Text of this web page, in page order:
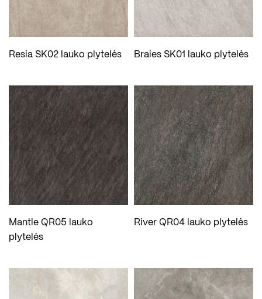
Resia SK02 lauko plytelės Braies SK01 lauko plytelės
Mantle QR05 lauko
plytelės
River QR04 lauko plytelės